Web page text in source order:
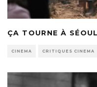
ÇA TOURNE À
CINEMA CRITIQUES CINEMA